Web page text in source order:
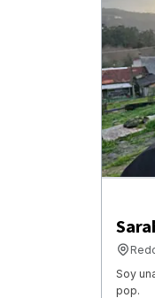
Soy
pop.